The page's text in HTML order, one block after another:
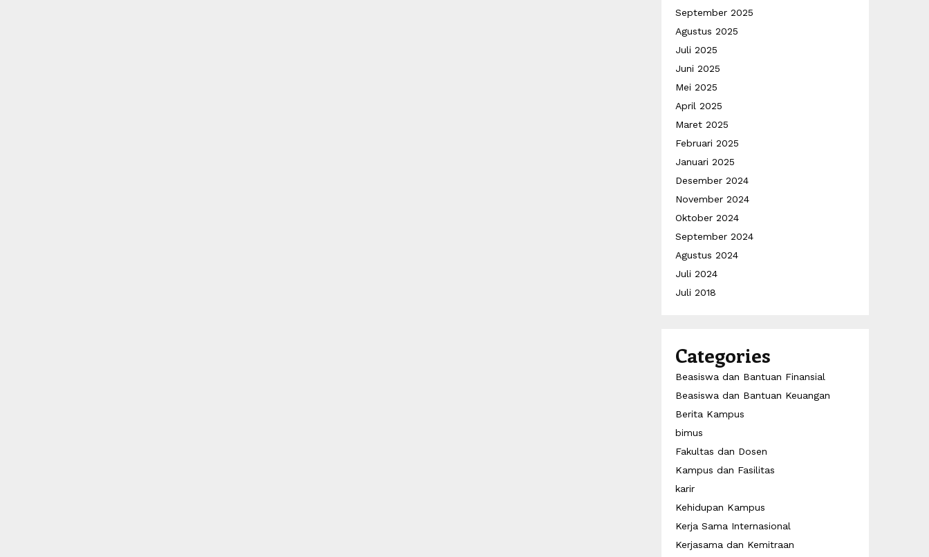
September 2025
Agustus 2025
Juli 2025
Juni 2025
Mei 2025
April 2025
Maret 2025
Februari 2025
Januari 2025
Desember 2024
November 2024
Oktober 2024
September 2024
Agustus 2024
Juli 2024
Juli 2018
Categories
Beasiswa dan Bantuan Finansial
Beasiswa dan Bantuan Keuangan
Berita Kampus
bimus
Fakultas dan Dosen
Kampus dan Fasilitas
karir
Kehidupan Kampus
Kerja Sama Internasional
Kerjasama dan Kemitraan